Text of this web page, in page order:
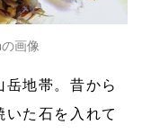
画像
地帯。昔から
いた石を入れて